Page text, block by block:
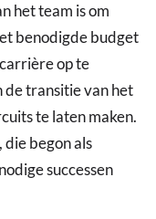
het team is om
benodigde budget
op te
transitie van het
te laten maken.
die begon als
successen